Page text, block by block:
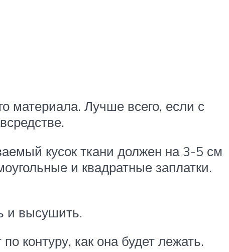
материала. Лучше всего, если с
кусок ткани должен на 3-5 см
и квадратные заплатки.
и высушить.
контуру, как она будет лежать.